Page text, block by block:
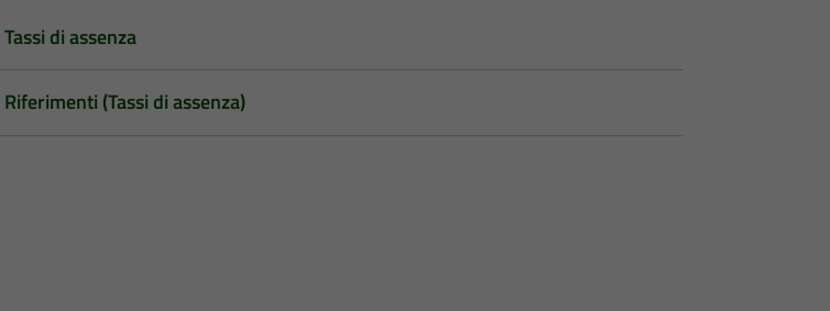
Tassi di assenza
Riferimenti (Tassi di assenza)